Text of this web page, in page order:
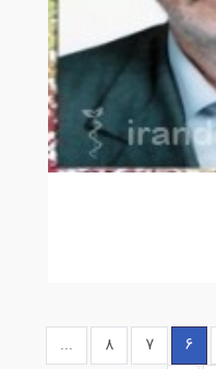
6
7
8
...